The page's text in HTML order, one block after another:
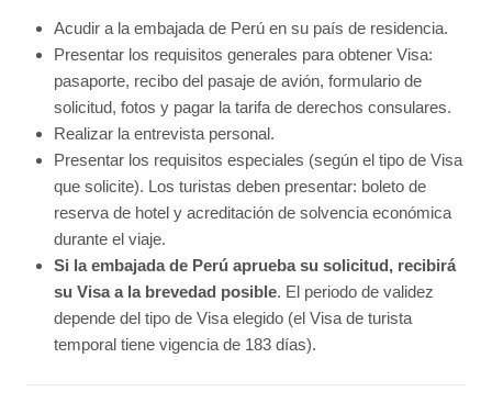
Acudir a la embajada de Perú en su país de residencia.
Presentar los requisitos generales para obtener Visa:
pasaporte, recibo del pasaje de avión, formulario de
solicitud, fotos y pagar la tarifa de derechos consulares.
Realizar la entrevista personal.
Presentar los requisitos especiales (según el tipo de Visa
que solicite). Los turistas deben presentar: boleto de
reserva de hotel y acreditación de solvencia económica
durante el viaje.
Si la embajada de Perú aprueba su solicitud, recibirá
su Visa a la brevedad posible. El periodo de validez
depende del tipo de Visa elegido (el Visa de turista
temporal tiene vigencia de 183 días).